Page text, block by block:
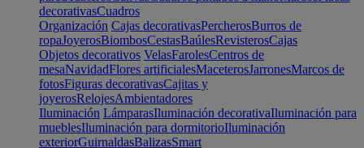
decorativasCuadros
Organización Cajas decorativasPercherosBurros de
ropaJoyerosBiombosCestasBaúlesRevisterosCajas
Objetos decorativos VelasFarolesCentros de
mesaNavidadFlores artificialesMaceterosJarronesMarcos de
fotosFiguras decorativasCajitas y
joyerosRelojesAmbientadores
Iluminación LámparasIluminación decorativaIluminación para
mueblesIluminación para dormitorioIluminación
exteriorGuirnaldasBalizasSmart